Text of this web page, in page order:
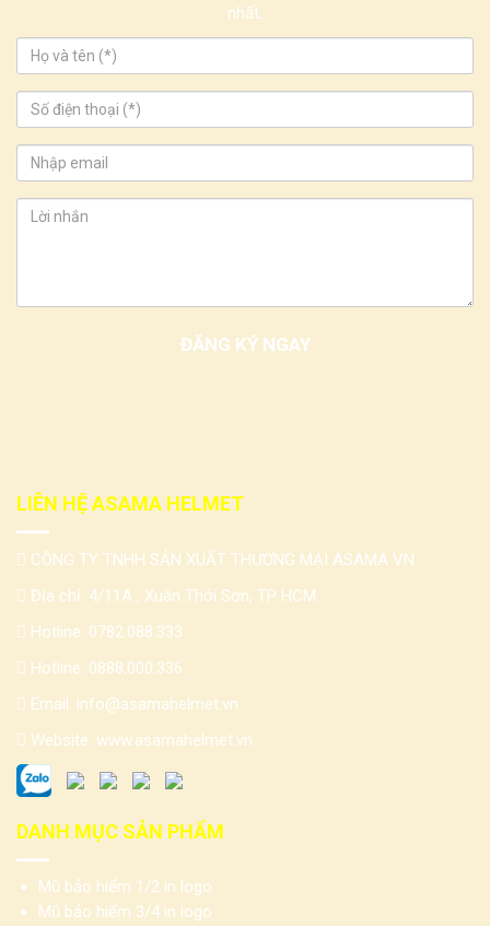
nhất.
LIÊN HỆ ASAMA HELMET
CÔNG TY TNHH SẢN XUẤT THƯƠNG MẠI ASAMA VN
Địa chỉ: 4/11A , Xuân Thới Sơn, TP HCM
Hotline: 0782.088.333
Hotline: 0888.000.336
Email: info@asamahelmet.vn
Website: www.asamahelmet.vn
DANH MỤC SẢN PHẨM
Mũ bảo hiểm 1/2 in logo
Mũ bảo hiểm 3/4 in logo